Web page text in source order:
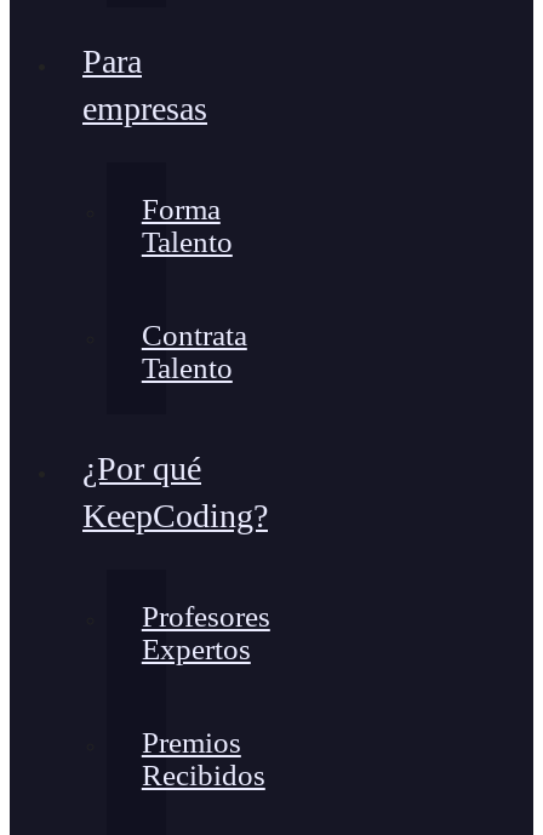
Para
empresas
Forma
Talento
Contrata
Talento
¿Por qué
KeepCoding?
Profesores
Expertos
Premios
Recibidos